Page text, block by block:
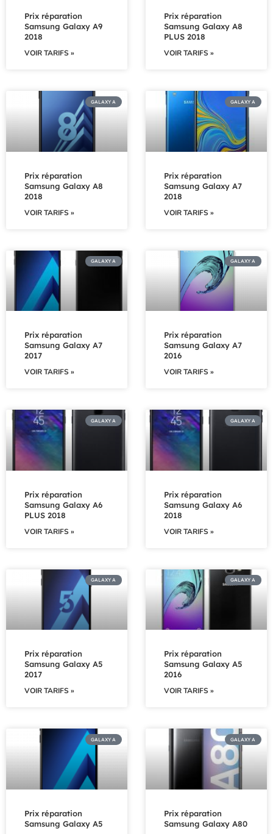
Prix réparation
Samsung Galaxy A9
2018
VOIR TARIFS »
Prix réparation
Samsung Galaxy A8
PLUS 2018
VOIR TARIFS »
GALAXY A
Prix réparation
Samsung Galaxy A8
2018
VOIR TARIFS »
GALAXY A
Prix réparation
Samsung Galaxy A7
2018
VOIR TARIFS »
GALAXY A
Prix réparation
Samsung Galaxy A7
2017
VOIR TARIFS »
GALAXY A
Prix réparation
Samsung Galaxy A7
2016
VOIR TARIFS »
GALAXY A
Prix réparation
Samsung Galaxy A6
PLUS 2018
VOIR TARIFS »
GALAXY A
Prix réparation
Samsung Galaxy A6
2018
VOIR TARIFS »
GALAXY A
Prix réparation
Samsung Galaxy A5
2017
VOIR TARIFS »
GALAXY A
Prix réparation
Samsung Galaxy A5
2016
VOIR TARIFS »
GALAXY A
Prix réparation
Samsung Galaxy A5
GALAXY A
Prix réparation
Samsung Galaxy A80